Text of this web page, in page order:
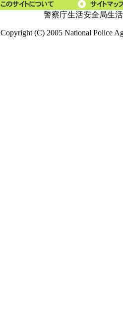
警察庁生活安全局生
Copyright (C) 2005 National Police